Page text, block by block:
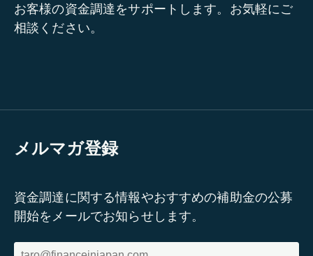
お客様の資金調達をサポートします。お気軽にご
相談ください。
メルマガ登録
資金調達に関する情報やおすすめの補助金の公募
開始をメールでお知らせします。